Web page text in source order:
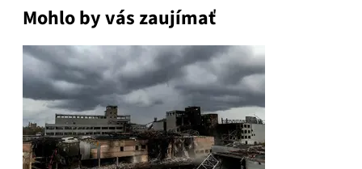
Mohlo by vás zaujímať